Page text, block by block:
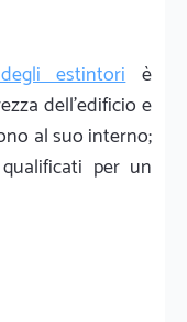
estintoriè
dell'edificio e
al suo interno;
per un